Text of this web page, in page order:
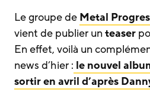
Le groupe de Metal
vient de publier un teaser
En effet, voilà un
news d’hier : le nouvel
sortir en avril d’après